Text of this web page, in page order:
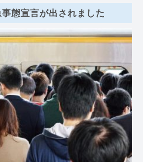
態宣言が出されました